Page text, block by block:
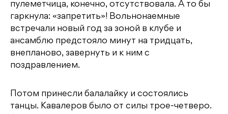
пулеметчица, конечно, отсутствовала. А то бы
гаркнула: «запретить»! Вольнонаемные
встречали новый год за зоной в клубе и
ансамблю предстояло минут на тридцать,
внепланово, завернуть и к ним с
поздравлением.
Потом принесли балалайку и состоялись
танцы. Кавалеров было от силы трое-четверо.